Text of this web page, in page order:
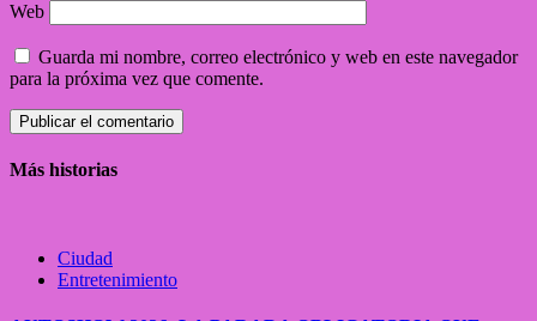
Web
Guarda mi nombre, correo electrónico y web en este navegador
para la próxima vez que comente.
Más historias
Ciudad
Entretenimiento